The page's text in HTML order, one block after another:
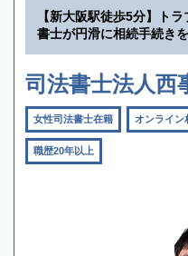
【新大阪駅徒歩5分】ト
書士が円滑に相続手続き
司法書士法人西
女性司法書士在籍 オンライン
職歴20年以上